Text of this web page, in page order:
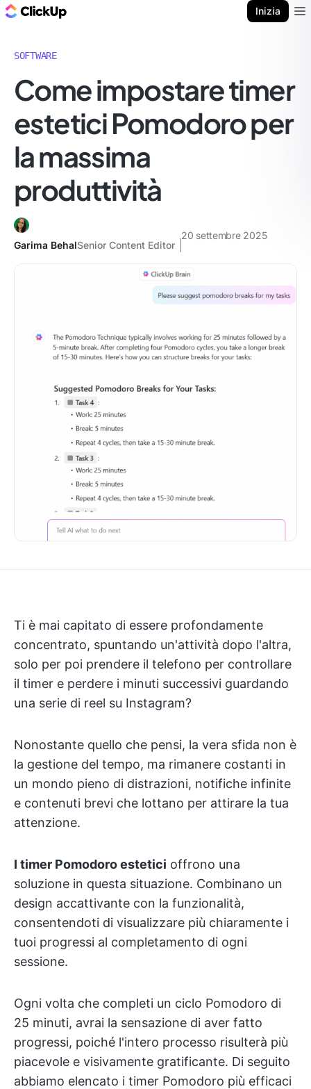
Inizia
SOFTWARE
Come impostare timer
estetici Pomodoro per
la massima
produttività
Garima BehalSenior Content Editor
20 settembre 2025
Ti è mai capitato di essere profondamente
concentrato, spuntando un'attività dopo l'altra,
solo per poi prendere il telefono per controllare
il timer e perdere i minuti successivi guardando
una serie di reel su Instagram?
Nonostante quello che pensi, la vera sfida non è
la gestione del tempo, ma rimanere costanti in
un mondo pieno di distrazioni, notifiche infinite
e contenuti brevi che lottano per attirare la tua
attenzione.
I timer Pomodoro estetici offrono una
soluzione in questa situazione. Combinano un
design accattivante con la funzionalità,
consentendoti di visualizzare più chiaramente i
tuoi progressi al completamento di ogni
sessione.
Ogni volta che completi un ciclo Pomodoro di
25 minuti, avrai la sensazione di aver fatto
progressi, poiché l'intero processo risulterà più
piacevole e visivamente gratificante. Di seguito
abbiamo elencato i timer Pomodoro più efficaci